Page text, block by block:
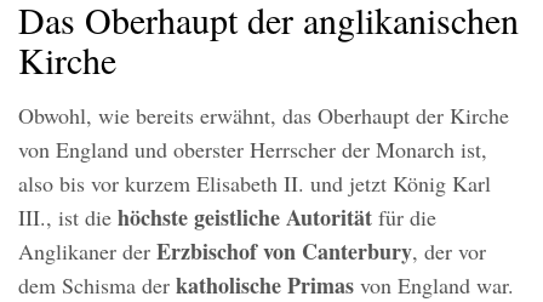
Das Oberhaupt der anglikanischen
Kirche
Obwohl, wie bereits erwähnt, das Oberhaupt der Kirche
von England und oberster Herrscher der Monarch ist,
also bis vor kurzem Elisabeth II. und jetzt König Karl
III., ist die höchste geistliche Autorität für die
Anglikaner der Erzbischof von Canterbury, der vor
dem Schisma der katholische Primas von England war.